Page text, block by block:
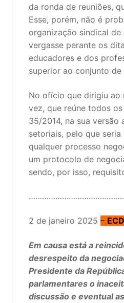
da ronda de reuniões,
Esse, porém, não é
organização sindical
vergasse perante os
educadores e dos
superior ao conjunto
No ofício que dirigiu ao
vez, que reúne todos
35/2014, na sua
setoriais, pelo que
qualquer processo
um protocolo de
sendo, por isso,
2 de janeiro 2025 –
Em causa está a
desrespeito da
Presidente da
parlamentares o
discussão e eventual